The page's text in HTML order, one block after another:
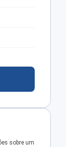
sobre um